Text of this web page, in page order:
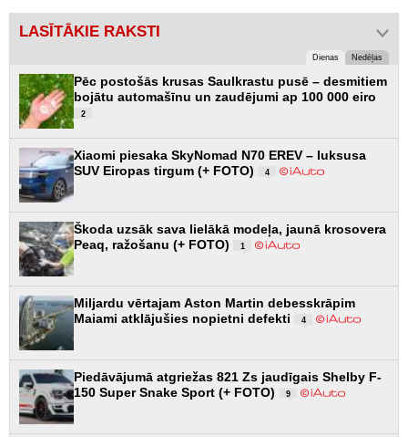
LASĪTĀKIE RAKSTI
Dienas Nedēļas
Pēc postošās krusas Saulkrastu pusē – desmitiem
bojātu automašīnu un zaudējumi ap 100 000 eiro
2
Xiaomi piesaka SkyNomad N70 EREV – luksusa
SUV Eiropas tirgum (+ FOTO)
4
Škoda uzsāk sava lielākā modeļa, jaunā krosovera
Peaq, ražošanu (+ FOTO)
1
Miljardu vērtajam Aston Martin debesskrāpim
Maiami atklājušies nopietni defekti
4
Piedāvājumā atgriežas 821 Zs jaudīgais Shelby F-
150 Super Snake Sport (+ FOTO)
9